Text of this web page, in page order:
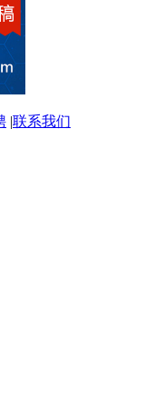
|联系我们